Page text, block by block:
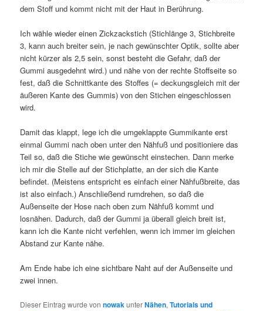
dem Stoff und kommt nicht mit der Haut in Berührung.
Ich wähle wieder einen Zickzackstich (Stichlänge 3, Stichbreite
3, kann auch breiter sein, je nach gewünschter Optik, sollte aber
nicht kürzer als 2,5 sein, sonst besteht die Gefahr, daß der
Gummi ausgedehnt wird.) und nähe von der rechte Stoffseite so
fest, daß die Schnittkante des Stoffes (= deckungsgleich mit der
äußeren Kante des Gummis) von den Stichen eingeschlossen
wird.
Damit das klappt, lege ich die umgeklappte Gummikante erst
einmal Gummi nach oben unter den Nähfuß und positioniere das
Teil so, daß die Stiche wie gewünscht einstechen. Dann merke
ich mir die Stelle auf der Stichplatte, an der sich die Kante
befindet. (Meistens entspricht es einfach einer Nähfußbreite, das
ist also einfach.) Anschließend rumdrehen, so daß die
Außenseite der Hose nach oben zum Nähfuß kommt und
losnähen. Dadurch, daß der Gummi ja überall gleich breit ist,
kann ich die Kante nicht verfehlen, wenn ich immer im gleichen
Abstand zur Kante nähe.
Am Ende habe ich eine sichtbare Naht auf der Außenseite und
zwei innen.
Dieser Eintrag wurde vonnowak unterNähen,Tutorials und